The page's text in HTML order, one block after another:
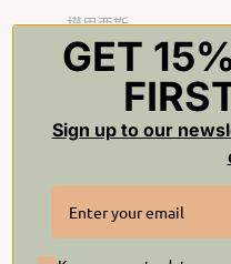
模里西斯
(MUR ₨)
沙烏地阿拉
伯 (SAR
GET
Sign up to our